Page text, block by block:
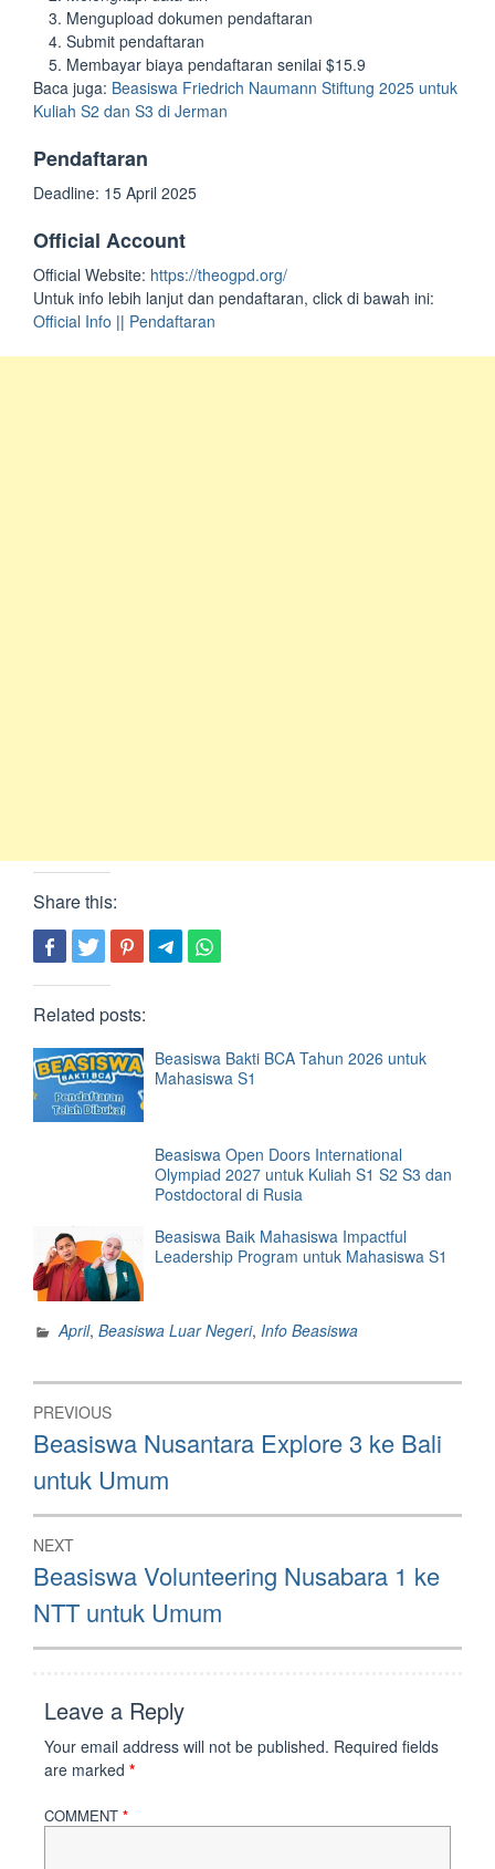
Mengupload dokumen pendaftaran
Submit pendaftaran
Membayar biaya pendaftaran senilai $15.9
Baca juga: Beasiswa Friedrich Naumann Stiftung 2025 untuk
Kuliah S2 dan S3 di Jerman
Pendaftaran
Deadline: 15 April 2025
Official Account
Official Website: https://theogpd.org/
Untuk info lebih lanjut dan pendaftaran, click di bawah ini:
Official Info || Pendaftaran
Share this:
Related posts:
Beasiswa Bakti BCA Tahun 2026 untuk
Mahasiswa S1
Beasiswa Open Doors International
Olympiad 2027 untuk Kuliah S1 S2 S3 dan
Postdoctoral di Rusia
Beasiswa Baik Mahasiswa Impactful
Leadership Program untuk Mahasiswa S1
April, Beasiswa Luar Negeri, Info Beasiswa
Post
navigation
PREVIOUS
Previous
post:
Beasiswa Nusantara Explore 3 ke Bali
untuk Umum
NEXT
Next
post:
Beasiswa Volunteering Nusabara 1 ke
NTT untuk Umum
Leave a Reply
Your email address will not be published. Required fields
are marked *
COMMENT *